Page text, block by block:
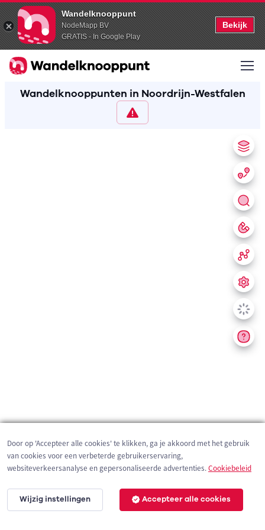
Wandelknooppunt
NodeMapp BV
GRATIS - In Google Play
Bekijk
Wandelknooppunten in Noordrijn-Westfalen
30 km
Door op 'Accepteer alle cookies' te klikken, ga je akkoord met het gebruik
van cookies voor een verbeterde gebruikerservaring,
websiteverkeersanalyse en gepersonaliseerde advertenties.Cookiebeleid
Wijzig instellingen Accepteer alle cookies